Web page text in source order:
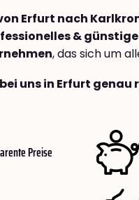
Erfurt nach
&
, das sich um
uns in Erfurt
Preise